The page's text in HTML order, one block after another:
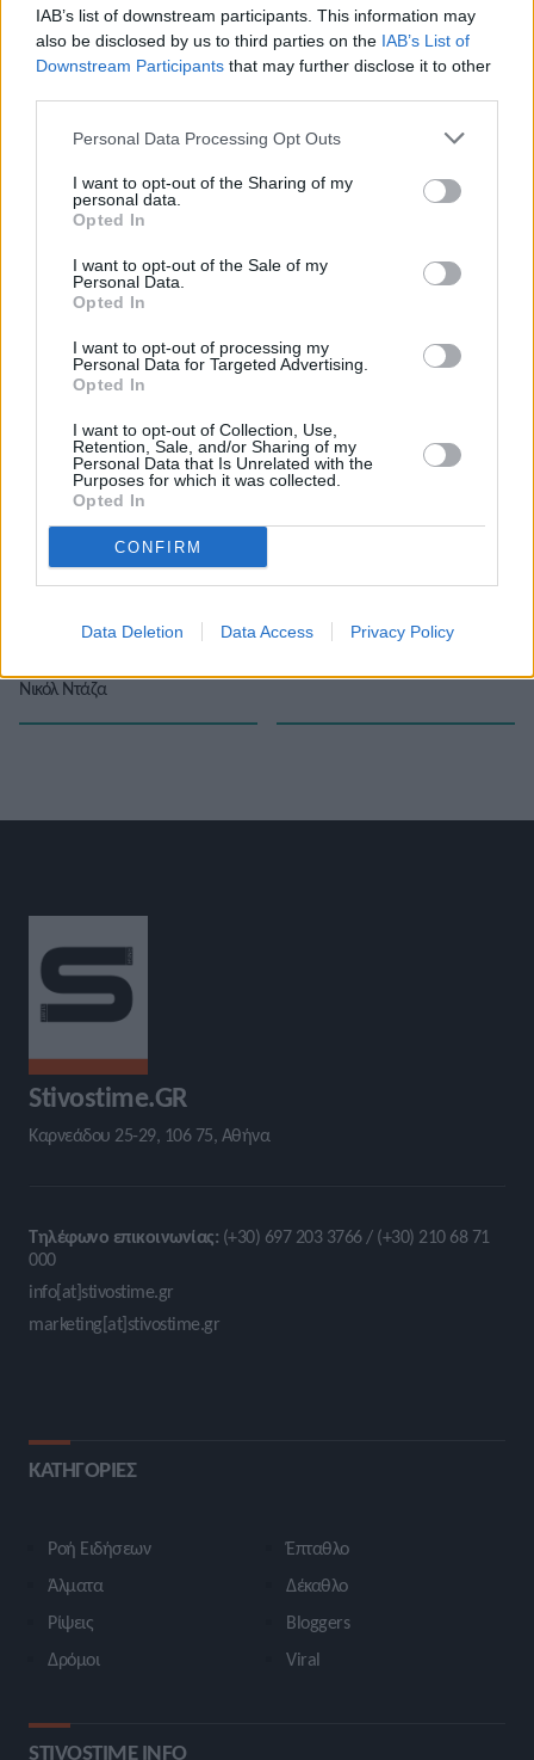
IAB’s list of downstream participants. This information may
also be disclosed by us to third parties on the IAB’s List of
Downstream Participants that may further disclose it to other
Personal Data Processing Opt Outs
I want to opt-out of the Sharing of my
personal data.
Opted In
I want to opt-out of the Sale of my
Personal Data.
Opted In
I want to opt-out of processing my
Personal Data for Targeted Advertising.
Opted In
I want to opt-out of Collection, Use,
Retention, Sale, and/or Sharing of my
Personal Data that Is Unrelated with the
Purposes for which it was collected.
Opted In
CONFIRM
Data Deletion Data Access Privacy Policy
Τόλης Λελεκίδης
Το άρθρο δεν έχει ακόμα βαθμολογηθεί.
Βαθμολογήστε αυτό το άρθρο:
★★★★
Παντρεύτηκε ο Μαρσέλ
Νικόλ Ντάζα
Κάτοικος Γερμανίας η
Stivostime.GR
Καρνεάδου 25-29, 106 75, Αθήνα
Τηλέφωνο επικοινωνίας: (+30) 697 203 3766 / (+30) 210 68 71
000
info[at]stivostime.gr
marketing[at]stivostime.gr
ΚΑΤΗΓΟΡΙΕΣ
Ροή Ειδήσεων
Άλματα
Ρίψεις
Δρόμοι
Έπταθλο
Δέκαθλο
Bloggers
Viral
STIVOSTIME INFO